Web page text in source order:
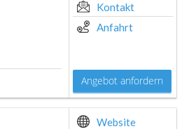
Kontakt
Anfahrt
Angebot anfordern
Website